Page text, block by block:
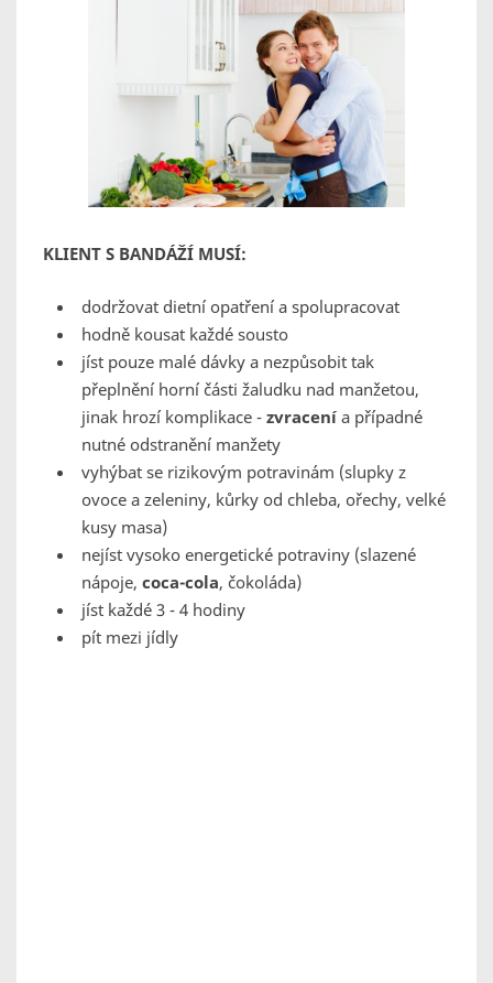
KLIENT S BANDÁŽÍ MUSÍ:
dodržovat dietní opatření a spolupracovat
hodně kousat každé sousto
jíst pouze malé dávky a nezpůsobit tak
přeplnění horní části žaludku nad manžetou,
jinak hrozí komplikace - zvracení a případné
nutné odstranění manžety
vyhýbat se rizikovým potravinám (slupky z
ovoce a zeleniny, kůrky od chleba, ořechy, velké
kusy masa)
nejíst vysoko energetické potraviny (slazené
nápoje, coca-cola, čokoláda)
jíst každé 3 - 4 hodiny
pít mezi jídly